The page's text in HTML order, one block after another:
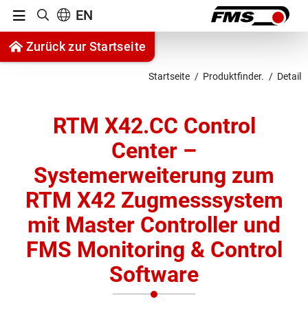
Zur Navigation springen
Menu
Suche anzeigen
EN
Zurück zur Startseite
Startseite Produktfinder. Detail
RTM X42.CC Control
Center –
Systemerweiterung zum
RTM X42 Zugmesssystem
mit Master Controller und
FMS Monitoring & Control
Software